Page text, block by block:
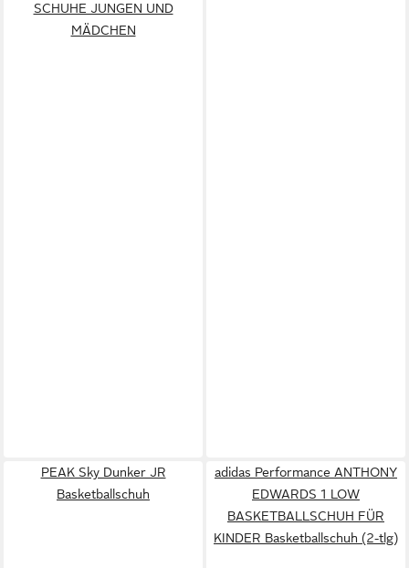
SCHUHE JUNGEN UND
MÄDCHEN
PEAK Sky Dunker JR
Basketballschuh
adidas Performance ANTHONY
EDWARDS 1 LOW
BASKETBALLSCHUH FÜR
KINDER Basketballschuh (2-tlg)